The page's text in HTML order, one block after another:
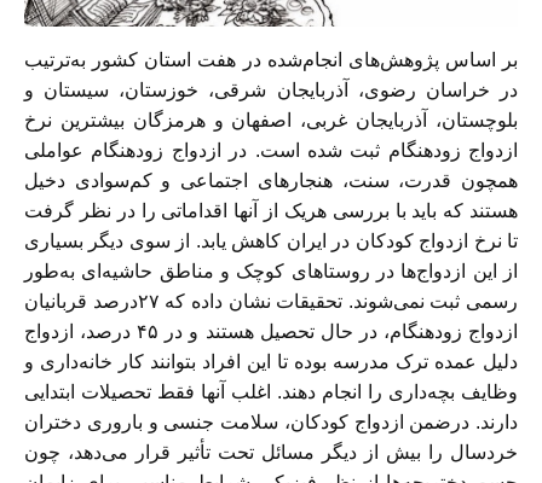
بر اساس پژوهش‌های انجام‌شده در هفت استان کشور به‌ترتیب
در خراسان‌‌ رضوی، آذربایجان‌ شرقی، خوزستان، سیستان‌ و‌
بلوچستان، آذربایجان‌ غربی، اصفهان و هرمزگان بیشترین نرخ
ازدواج زودهنگام ثبت شده است. در ازدواج زودهنگام عواملی
همچون قدرت، سنت، هنجارهای اجتماعی و کم‌سوادی دخیل
هستند که باید با بررسی هریک از آنها اقداماتی را در نظر گرفت
تا نرخ ازدواج کودکان در ایران کاهش یابد. از سوی دیگر بسیاری
از این ازدواج‌ها در روستاهای کوچک و مناطق حاشیه‌ای به‌طور
رسمی ثبت نمی‌شوند. تحقیقات نشان داده که ٢٧‌‌درصد قربانیان
ازدواج زودهنگام، در حال تحصیل هستند و در ۴۵ درصد، ازدواج
دلیل عمده ترک مدرسه بوده تا این افراد بتوانند کار خانه‌داری و
وظایف بچه‌داری را انجام دهند. اغلب آنها فقط تحصیلات ابتدایی
دارند. درضمن ازدواج کودکان، سلامت جنسی و باروری دختران
خردسال را بیش از دیگر مسائل تحت‌ تأثیر قرار می‌دهد، چون